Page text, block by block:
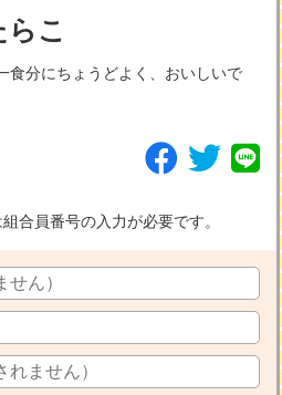
こ
食分にちょうどよく、おいしいで
合員番号の入力が必要です。